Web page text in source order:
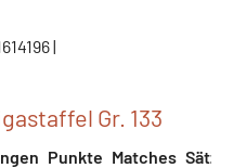
|
Gr. 133
Punkte Matches Sätze